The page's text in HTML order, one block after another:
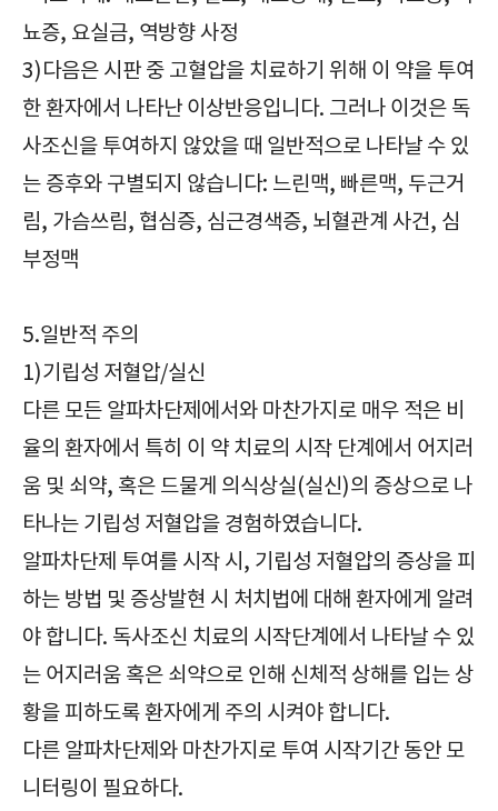
뇨증, 요실금, 역방향 사정
3)다음은 시판 중 고혈압을 치료하기 위해 이 약을 투여
한 환자에서 나타난 이상반응입니다. 그러나 이것은 독
사조신을 투여하지 않았을 때 일반적으로 나타날 수 있
는 증후와 구별되지 않습니다: 느린맥, 빠른맥, 두근거
림, 가슴쓰림, 협심증, 심근경색증, 뇌혈관계 사건, 심
부정맥
5.일반적 주의
1)기립성 저혈압/실신
다른 모든 알파차단제에서와 마찬가지로 매우 적은 비
율의 환자에서 특히 이 약 치료의 시작 단계에서 어지러
움 및 쇠약, 혹은 드물게 의식상실(실신)의 증상으로 나
타나는 기립성 저혈압을 경험하였습니다.
알파차단제 투여를 시작 시, 기립성 저혈압의 증상을 피
하는 방법 및 증상발현 시 처치법에 대해 환자에게 알려
야 합니다. 독사조신 치료의 시작단계에서 나타날 수 있
는 어지러움 혹은 쇠약으로 인해 신체적 상해를 입는 상
황을 피하도록 환자에게 주의 시켜야 합니다.
다른 알파차단제와 마찬가지로 투여 시작기간 동안 모
니터링이 필요하다.